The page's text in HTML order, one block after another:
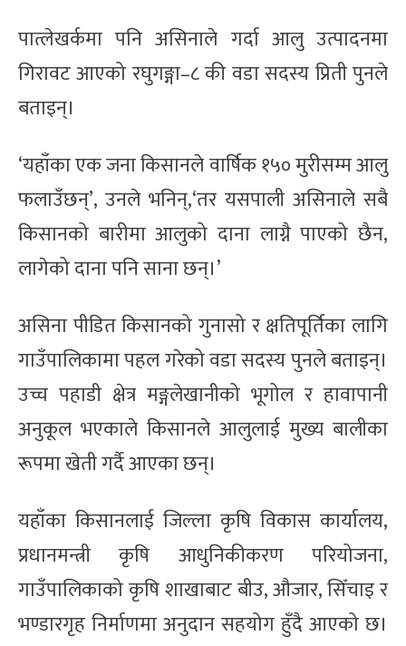
पात्लेखर्कमा पनि असिनाले गर्दा आलु उत्पादनमा
गिरावट आएको रघुगङ्गा–८ की वडा सदस्य प्रिती पुनले
बताइन्।
‘यहाँका एक जना किसानले वार्षिक १५० मुरीसम्म आलु
फलाउँछन्’, उनले भनिन्,‘तर यसपाली असिनाले सबै
किसानको बारीमा आलुको दाना लाग्नै पाएको छैन,
लागेको दाना पनि साना छन्।’
असिना पीडित किसानको गुनासो र क्षतिपूर्तिका लागि
गाउँपालिकामा पहल गरेको वडा सदस्य पुनले बताइन्।
उच्च पहाडी क्षेत्र मङ्गलेखानीको भूगोल र हावापानी
अनुकूल भएकाले किसानले आलुलाई मुख्य बालीका
रूपमा खेती गर्दै आएका छन्।
यहाँका किसानलाई जिल्ला कृषि विकास कार्यालय,
प्रधानमन्त्री कृषि आधुनिकीकरण परियोजना,
गाउँपालिकाको कृषि शाखाबाट बीउ, औजार, सिँचाइ र
भण्डारगृह निर्माणमा अनुदान सहयोग हुँदै आएको छ।